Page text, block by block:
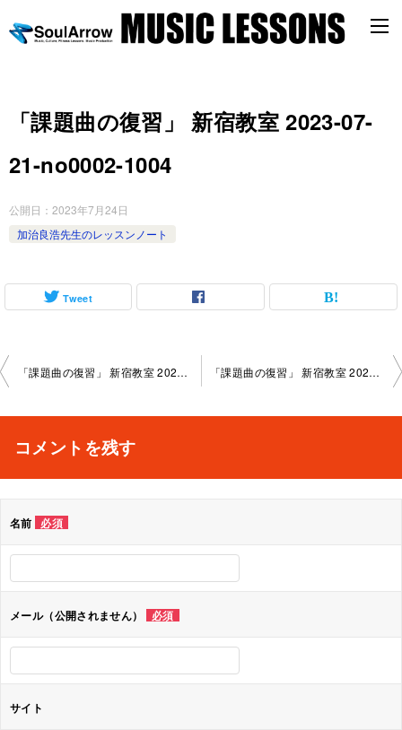
「課題曲の復習」 新宿教室 2023-07-
21-no0002-1004
公開日： 2023年7月24日
加治良浩先生のレッスンノート
Tweet
投
ビ
シ
ョ
ン
「課題曲の復習」 新宿教室 2023-07-18-no0002-1117 「課題曲の復習」 新宿教室 2023-08-04-no0002-1004
コメントを残す
名前 必須
メール（公開されません） 必須
サイト